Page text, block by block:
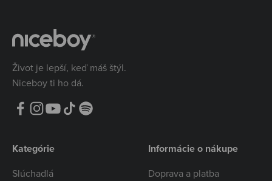
Život je lepší, keď máš štýl.
Niceboy ti ho dá.
Kategórie
Slúchadlá
Informácie o nákupe
Doprava a platba